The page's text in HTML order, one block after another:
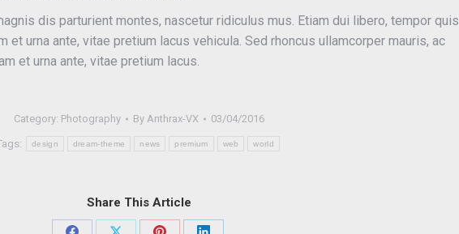
dis parturient montes, nascetur ridiculus mus. Etiam dui libero, tempor quis
et urna ante, vitae pretium lacus vehicula. Sed rhoncus ullamcorper mauris, ac
et urna ante, vitae pretium lacus.
Category: Photography By Anthrax-VX 03/04/2016
design dream-theme news premium web world
Share This Article